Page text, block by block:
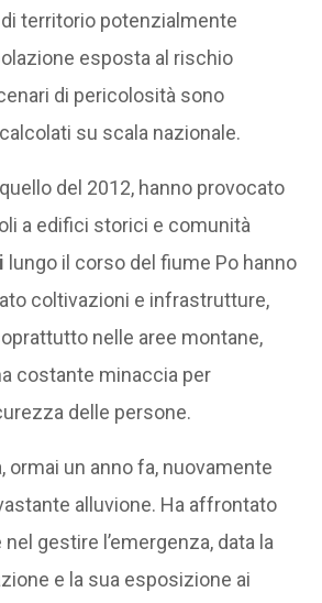
territorio potenzialmente
esposta al rischio
di pericolosità sono
su scala nazionale.
del 2012, hanno provocato
a edifici storici e comunità
lungo il corso del fiume Po hanno
coltivazioni e infrastrutture,
nelle aree montane,
costante minaccia per
delle persone.
ormai un anno fa, nuovamente
alluvione. Ha affrontato
gestire l’emergenza, data la
e la sua esposizione ai